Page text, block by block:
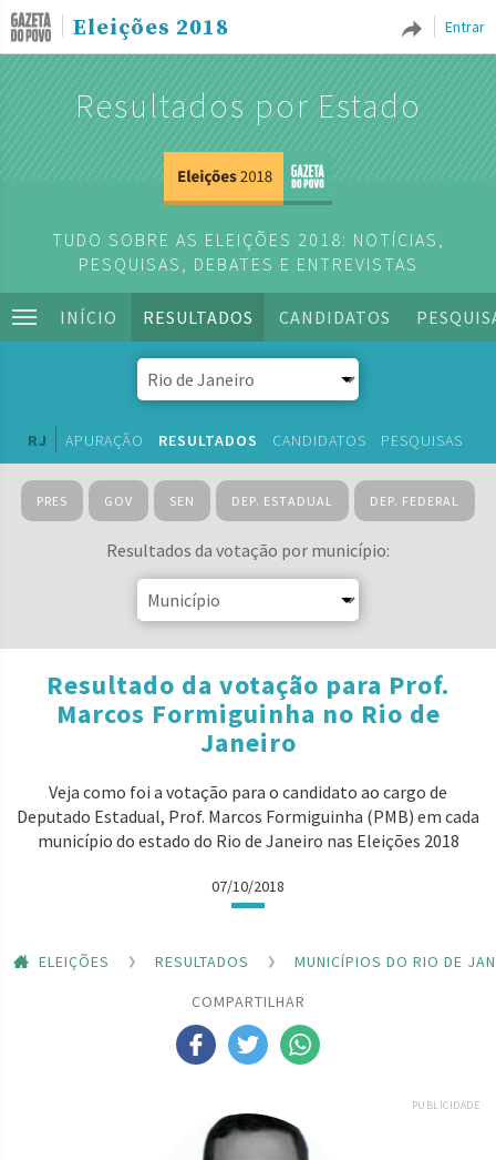
Entrar
Eleições 2018
Resultados por Estado
TUDO SOBRE AS ELEIÇÕES 2018: NOTÍCIAS,
PESQUISAS, DEBATES E ENTREVISTAS
INÍCIO RESULTADOS CANDIDATOS
RJ APURAÇÃO RESULTADOS CANDIDATOS PESQUISAS
PRES GOV SEN DEP. ESTADUAL DEP. FEDERAL
Resultados da votação por município:
Resultado da votação para Prof.
Marcos Formiguinha no Rio de
Janeiro
Veja como foi a votação para o candidato ao cargo de
Deputado Estadual, Prof. Marcos Formiguinha (PMB) em cada
município do estado do Rio de Janeiro nas Eleições 2018
07/10/2018
ELEIÇÕES RESULTADOS
MUNICÍPIOS DO RIO DE
COMPARTILHAR
PUBLICIDADE